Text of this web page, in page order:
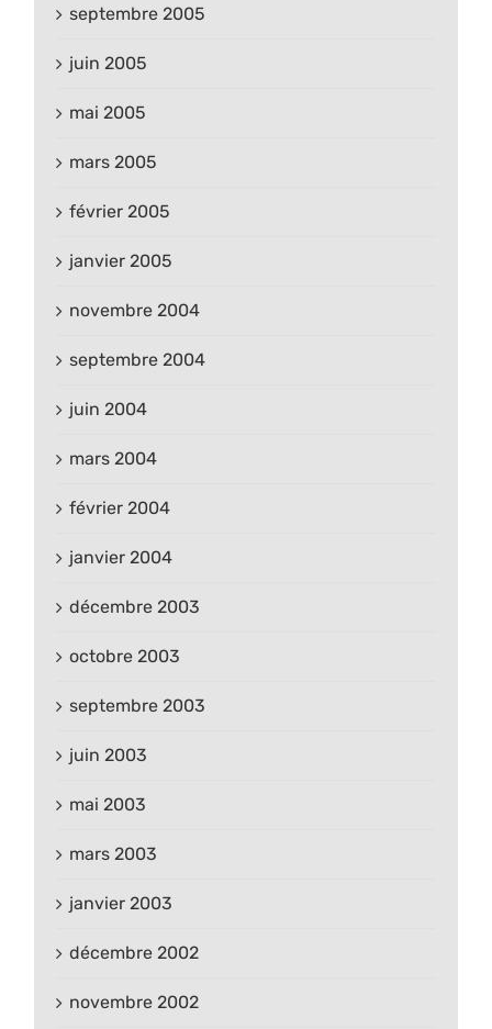
septembre 2005
juin 2005
mai 2005
mars 2005
février 2005
janvier 2005
novembre 2004
septembre 2004
juin 2004
mars 2004
février 2004
janvier 2004
décembre 2003
octobre 2003
septembre 2003
juin 2003
mai 2003
mars 2003
janvier 2003
décembre 2002
novembre 2002